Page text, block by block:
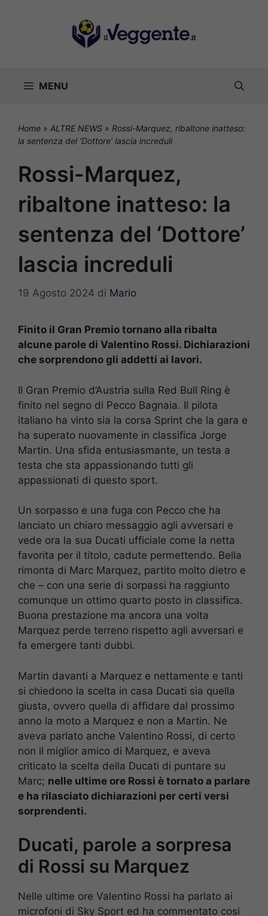
MENU
Home » ALTRE NEWS » Rossi-Marquez, ribaltone inatteso:
la sentenza del ‘Dottore’ lascia increduli
Rossi-Marquez,
ribaltone inatteso: la
sentenza del ‘Dottore’
lascia increduli
19 Agosto 2024 di Mario
Finito il Gran Premio tornano alla ribalta
alcune parole di Valentino Rossi. Dichiarazioni
che sorprendono gli addetti ai lavori.
Il Gran Premio d’Austria sulla Red Bull Ring è
finito nel segno di Pecco Bagnaia. Il pilota
italiano ha vinto sia la corsa Sprint che la gara e
ha superato nuovamente in classifica Jorge
Martin. Una sfida entusiasmante, un testa a
testa che sta appassionando tutti gli
appassionati di questo sport.
Un sorpasso e una fuga con Pecco che ha
lanciato un chiaro messaggio agli avversari e
vede ora la sua Ducati ufficiale come la netta
favorita per il titolo, cadute permettendo. Bella
rimonta di Marc Marquez, partito molto dietro e
che – con una serie di sorpassi ha raggiunto
comunque un ottimo quarto posto in classifica.
Buona prestazione ma ancora una volta
Marquez perde terreno rispetto agli avversari e
fa emergere tanti dubbi.
Martin davanti a Marquez e nettamente e tanti
si chiedono la scelta in casa Ducati sia quella
giusta, ovvero quella di affidare dal prossimo
anno la moto a Marquez e non a Martin. Ne
aveva parlato anche Valentino Rossi, di certo
non il miglior amico di Marquez, e aveva
criticato la scelta della Ducati di puntare su
Marc; nelle ultime ore Rossi è tornato a parlare
e ha rilasciato dichiarazioni per certi versi
sorprendenti.
Ducati, parole a sorpresa
di Rossi su Marquez
Nelle ultime ore Valentino Rossi ha parlato ai
microfoni di Sky Sport ed ha commentato cosi